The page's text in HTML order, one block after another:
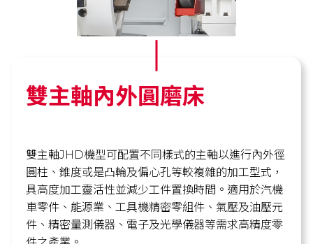
雙主軸內外圓磨床​
雙主軸JHD機型可配置不同樣式的主軸以進行內外徑
圓柱、錐度或是凸輪及偏心孔等較複雜的加工型式，
具高度加工靈活性並減少工件置換時間。適用於汽機
車零件、能源業、工具機精密零組件、氣壓及油壓元
件、精密量測儀器、電子及光學儀器等需求高精度零